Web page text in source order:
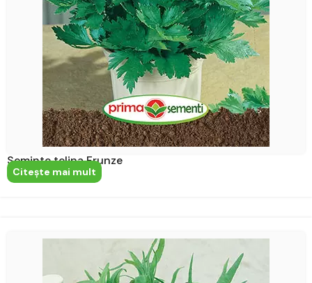
Seminte telina Frunze
Citeşte mai mult